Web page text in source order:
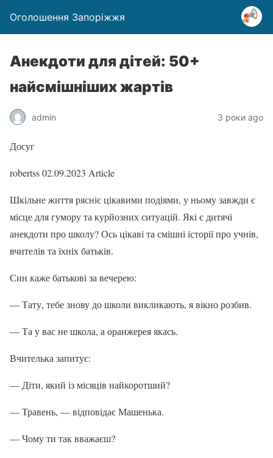
Оголошення Запоріжжя
Анекдоти для дітей: 50+
найсмішніших жартів
admin 3 роки ago
Досуг
robertss02.09.2023 Article
Шкільне життя рясніє цікавими подіями, у ньому завжди є
місце для гумору та курйозних ситуацій. Які є дитячі
анекдоти про школу? Ось цікаві та смішні історії про учнів,
вчителів та їхніх батьків.
Син каже батькові за вечерею:
— Тату, тебе знову до школи викликають, я вікно розбив.
— Та у вас не школа, а оранжерея якась.
Вчителька запитує:
— Діти, який із місяців найкоротший?
— Травень, — відповідає Машенька.
— Чому ти так вважаєш?